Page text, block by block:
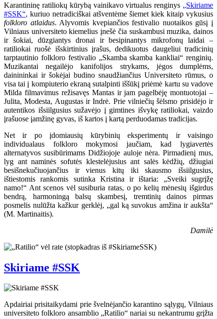
Karantininę ratiliokų kūrybą vainikavo virtualus renginys „Skiriame
#SSK“, kuriuo netradiciškai atšventėme šiemet kiek kitaip vykusius
folkloro atlaidus. Alyvomis kvepiančios festivalio nuotaikos gūsį į
Vilniaus universiteto kiemelius įnešė čia suskambusi muzika, dainos
ir šokiai, dūzgiantys dronai ir besipinantys mikrofonų laidai –
ratiliokai ruošė išskirtinius įrašus, dedikuotus daugeliui tradicinių
tarptautinio folkloro festivalio „Skamba skamba kankliai“ renginių.
Muzikantai negailėjo kanifolijos strykams, jėgos dumplėms,
dainininkai ir šokėjai budino snaudžiančius Universiteto rūmus, o
visa tai į kompiuterio ekraną sutalpinti iššūkį priėmė kartu su vadove
Milda filmavimus režisavęs Mantas ir jam pagelbėję montuotojai –
Julita, Modesta, Augustas ir Indrė. Prie vilniečių šėlsmo prisidėjo ir
autentikos išsiilgusius sužavėjo į gimtines išvykę ratiliokai, vaizdo
įrašuose įamžinę gyvas, iš kartos į kartą perduodamas tradicijas.
Net ir po įdomiausių kūrybinių eksperimentų ir vaisingo
individualaus folkloro mokymosi jaučiam, kad lygiavertės
alternatyvos susibūrimams Didžiojoje auloje nėra. Pirmadienį mus,
lyg ant naminės sofutės klestelėjusius ant salės kėdžių, džiugiai
besišnekučiuojančius ir vienus kitų iki skausmo išsiilgusius,
ištiestomis rankomis sutinka Kristina ir ištaria: „Sveiki sugrįžę
namo!“ Ant scenos vėl susiburia ratas, o po kelių mėnesių išgirdus
bendrą, harmoningą balsų skambesį, tremtinių dainos pirmas
posmelis nulūžta kažkur gerklėj, „gal ką suvokus amžina ir aukšta“
(M. Martinaitis).
Damilė
Skiriame #SSK
Apdairiai prisitaikydami prie švelnėjančio karantino sąlygų, Vilniaus
universiteto folkloro ansamblio „Ratilio“ nariai su nekantrumu grįžta